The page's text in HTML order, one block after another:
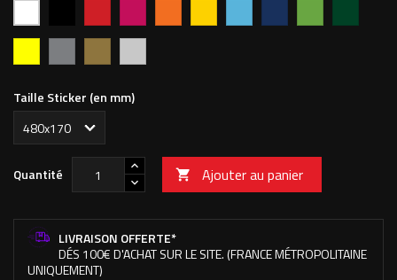
vif
clair
foncé pommeforêt
Fluo
Taille Sticker (en mm)
Quantité  Ajouter au panier
LIVRAISON OFFERTE*
DÉS 100€ D'ACHAT SUR LE SITE. (FRANCE MÉTROPOLITAINE
UNIQUEMENT)